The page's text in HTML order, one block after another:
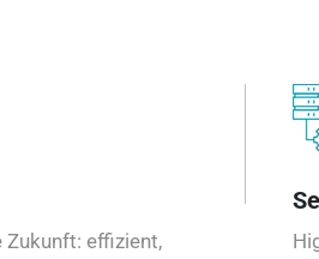
Zukunft: effizient,